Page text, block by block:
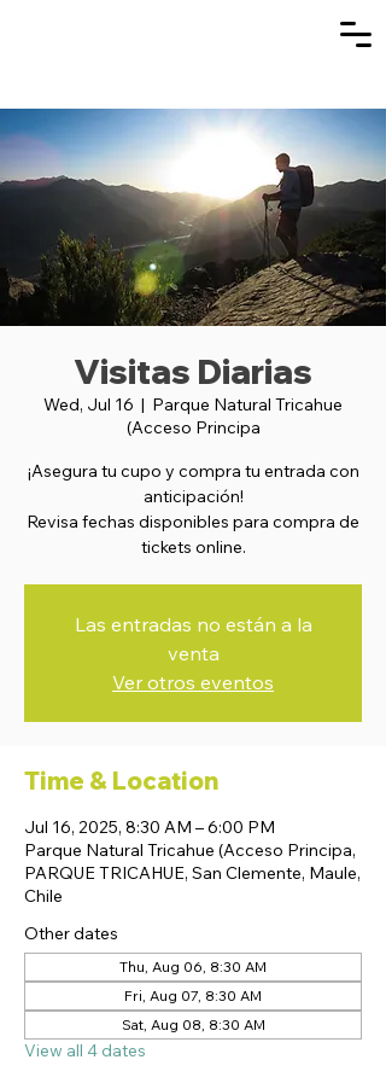
Visitas Diarias
Wed, Jul 16
  |
Parque Natural Tricahue
(Acceso Principa
¡Asegura tu cupo y compra tu entrada con
anticipación!
Revisa fechas disponibles para compra de
tickets online.
Las entradas no están a la
venta
Ver otros eventos
Time & Location
Jul 16, 2025, 8:30 AM – 6:00 PM
Parque Natural Tricahue (Acceso Principa,
PARQUE TRICAHUE, San Clemente, Maule,
Chile
Other dates
Thu, Aug 06, 8:30 AM
Fri, Aug 07, 8:30 AM
Sat, Aug 08, 8:30 AM
View all 4 dates